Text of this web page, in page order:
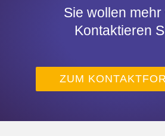
Sie wollen
Kontaktieren
ZUM